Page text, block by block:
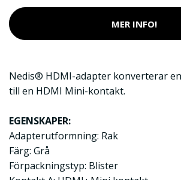
MER INFO!
Nedis® HDMI-adapter konverterar
till en HDMI Mini-kontakt.
EGENSKAPER:
Adapterutformning: Rak
Färg: Grå
Förpackningstyp: Blister